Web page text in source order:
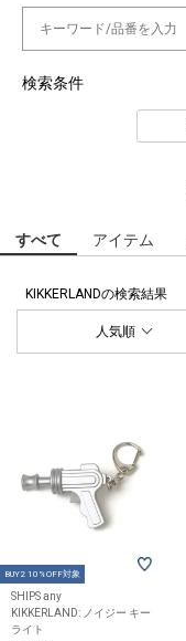
検索条件
すべて アイテム
KIKKERLANDの検索結果
人気順
BUY2 10%OFF対象
SHIPS any
KIKKERLAND: ノイジー キー
ライト